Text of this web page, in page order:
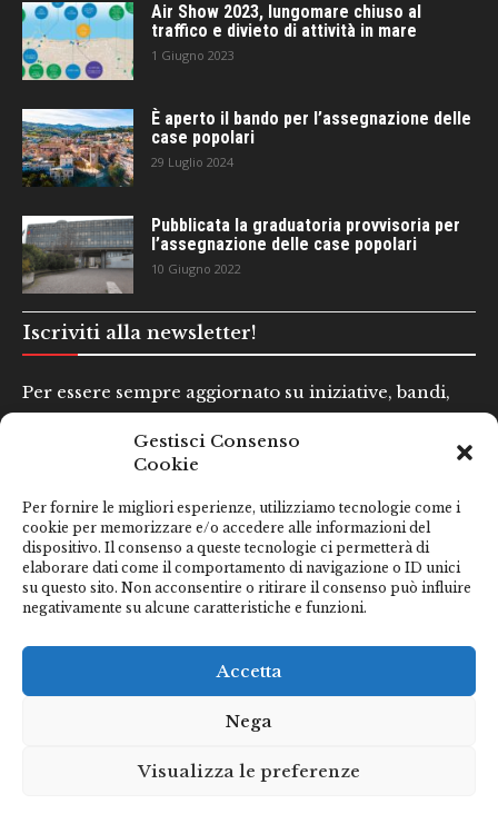
Gestisci Consenso
Cookie
Per fornire le migliori esperienze, utilizziamo tecnologie come i
cookie per memorizzare e/o accedere alle informazioni del
dispositivo. Il consenso a queste tecnologie ci permetterà di
elaborare dati come il comportamento di navigazione o ID unici
su questo sito. Non acconsentire o ritirare il consenso può influire
negativamente su alcune caratteristiche e funzioni.
Accetta
Nega
Visualizza le preferenze
Air Show 2023, lungomare chiuso al
traffico e divieto di attività in mare
1 Giugno 2023
È aperto il bando per l’assegnazione delle
case popolari
29 Luglio 2024
Pubblicata la graduatoria provvisoria per
l’assegnazione delle case popolari
10 Giugno 2022
Iscriviti alla newsletter!
Per essere sempre aggiornato su iniziative, bandi,
Email*